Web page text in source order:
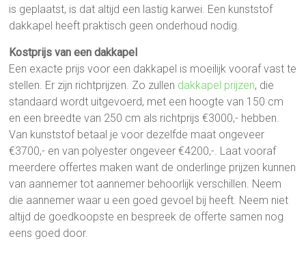
is geplaatst, is dat altijd een lastig karwei. Een kunststof
dakkapel heeft praktisch geen onderhoud nodig.
Kostprijs van een dakkapel
Een exacte prijs voor een dakkapel is moeilijk vooraf vast te
stellen. Er zijn richtprijzen. Zo zullen dakkapel prijzen, die
standaard wordt uitgevoerd, met een hoogte van 150 cm
en een breedte van 250 cm als richtprijs €3000,- hebben.
Van kunststof betaal je voor dezelfde maat ongeveer
€3700,- en van polyester ongeveer €4200,-. Laat vooraf
meerdere offertes maken want de onderlinge prijzen kunnen
van aannemer tot aannemer behoorlijk verschillen. Neem
die aannemer waar u een goed gevoel bij heeft. Neem niet
altijd de goedkoopste en bespreek de offerte samen nog
eens goed door.